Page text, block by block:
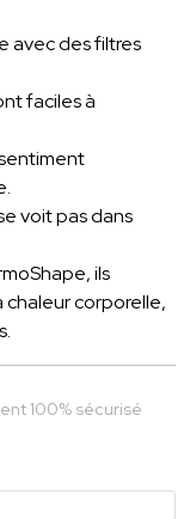
avec des filtres
faciles à
voit pas dans
ils
corporelle,
100% sécurisé